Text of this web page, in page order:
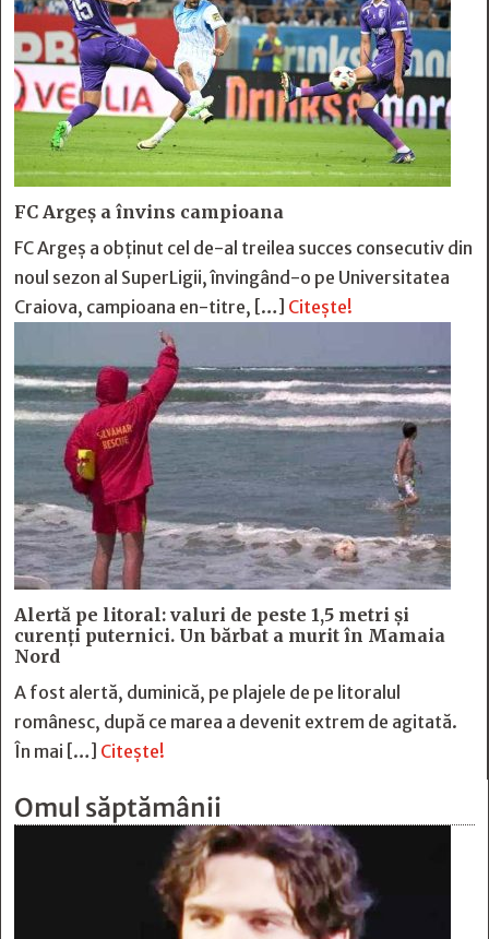
FC Argeş a învins campioana
FC Argeş a obţinut cel de-al treilea succes consecutiv din
noul sezon al SuperLigii, învingând-o pe Universitatea
Craiova, campioana en-titre, […] Citește!
Alertă pe litoral: valuri de peste 1,5 metri și
curenți puternici. Un bărbat a murit în Mamaia
Nord
A fost alertă, duminică, pe plajele de pe litoralul
românesc, după ce marea a devenit extrem de agitată.
În mai […] Citește!
Omul săptămânii